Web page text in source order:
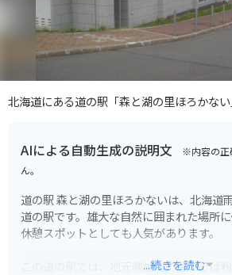
北海道にある道の駅「森と湖の里ほろかない
AIによる自動生成の説明文 ※内容の正
ん。
道の駅 森と湖の里ほろかないは、北海道
道の駅です。雄大な自然に囲まれた場所
休憩スポットとしても人気があります。
この道の駅では、地元幌加内町産のそば
...続きを読む